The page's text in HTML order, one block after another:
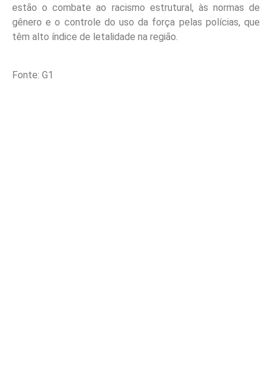
estão o combate ao racismo estrutural, às normas de
gênero e o controle do uso da força pelas polícias, que
têm alto índice de letalidade na região.
Fonte: G1